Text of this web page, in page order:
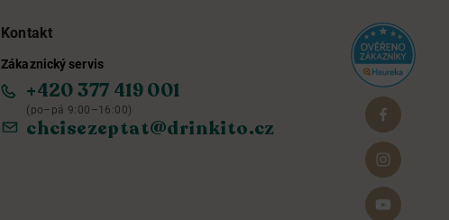
Kontakt
Zákaznický servis
+420 377 419 001
(po–pá 9:00–16:00)
chcisezeptat@drinkito.cz